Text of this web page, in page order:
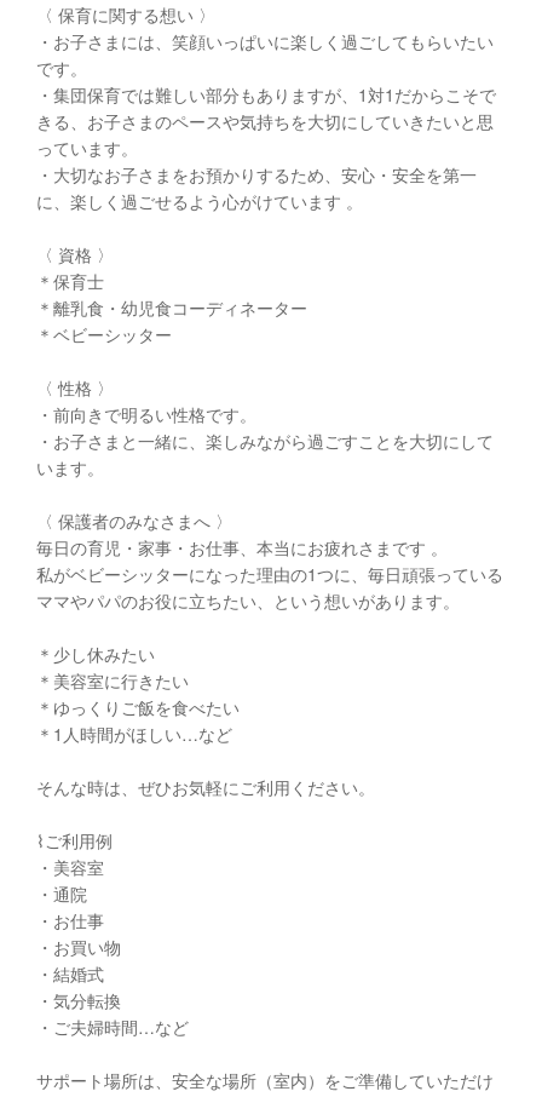
〈 保育に関する想い 〉
・お子さまには、笑顔いっぱいに楽しく過ごしてもらいたい
です。
・集団保育では難しい部分もありますが、1対1だからこそで
きる、お子さまのペースや気持ちを大切にしていきたいと思
っています。
・大切なお子さまをお預かりするため、安心・安全を第一
に、楽しく過ごせるよう心がけています 。
〈 資格 〉
＊保育士
＊離乳食・幼児食コーディネーター
＊ベビーシッター
〈 性格 〉
・前向きで明るい性格です。
・お子さまと一緒に、楽しみながら過ごすことを大切にして
います。
〈 保護者のみなさまへ 〉
毎日の育児・家事・お仕事、本当にお疲れさまです 。
私がベビーシッターになった理由の1つに、毎日頑張っている
ママやパパのお役に立ちたい、という想いがあります。
＊少し休みたい
＊美容室に行きたい
＊ゆっくりご飯を食べたい
＊1人時間がほしい…など
そんな時は、ぜひお気軽にご利用ください。
⌇ご利用例
・美容室
・通院
・お仕事
・お買い物
・結婚式
・気分転換
・ご夫婦時間…など
サポート場所は、安全な場所（室内）をご準備していただけ